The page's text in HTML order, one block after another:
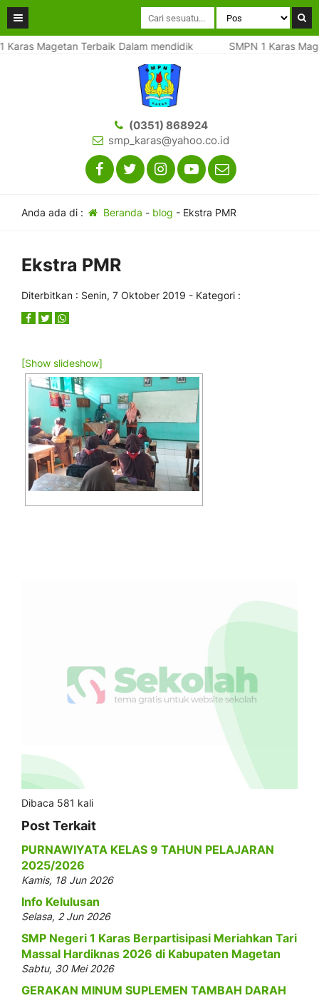
Magetan Terbaik Dalam mendidik SMPN 1 Karas
(0351) 868924
smp_karas@yahoo.co.id
Anda ada di : Beranda - blog - Ekstra PMR
Ekstra PMR
Diterbitkan : Senin, 7 Oktober 2019 - Kategori :
[Show slideshow]
Dibaca 581 kali
Post Terkait
PURNAWIYATA KELAS 9 TAHUN PELAJARAN
2025/2026
Kamis, 18 Jun 2026
Info Kelulusan
Selasa, 2 Jun 2026
SMP Negeri 1 Karas Berpartisipasi Meriahkan Tari
Massal Hardiknas 2026 di Kabupaten Magetan
Sabtu, 30 Mei 2026
GERAKAN MINUM SUPLEMEN TAMBAH DARAH